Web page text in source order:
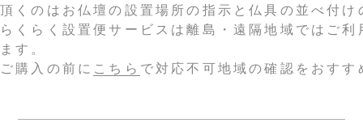
頂くのはお仏壇の設置場所の指示と仏具の並べ付け
らくらく設置便サービスは離島・遠隔地域ではご
ます。
ご購入の前に こちら で対応不可地域の確認をおすす